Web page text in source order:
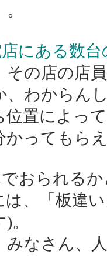
にある数
その店の店
、わからん
位置によっ
かってもら
おられる
は、「板違
。
みなさん、